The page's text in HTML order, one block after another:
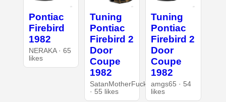
Pontiac
Firebird
1982
NERAKA · 65
likes
Tuning
Pontiac
Firebird 2
Door
Coupe
1982
SatanMotherFucker
· 55 likes
Tuning
Pontiac
Firebird 2
Door
Coupe
1982
amgs65 · 54
likes